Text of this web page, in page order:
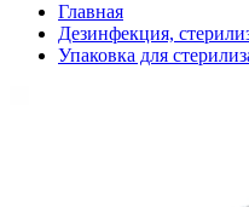
Главная
Дезинфекция,
Упаковка для